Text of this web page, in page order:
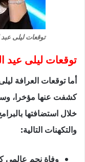
توقعات ليلى
توقعات ليلى عيد
كشفت عنها مؤخرا،
خلال استضافتها
والتكهنات التالية:
وفاة نجم عالمي